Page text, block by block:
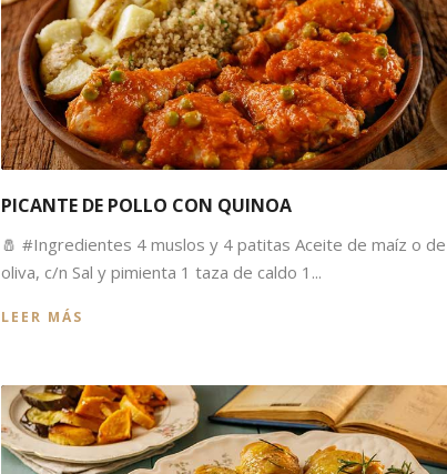
PICANTE DE POLLO CON QUINOA
🧂 #Ingredientes 4 muslos y 4 patitas Aceite de maíz o de
oliva, c/n Sal y pimienta 1 taza de caldo 1...
LEER MÁS